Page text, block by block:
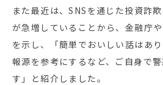
また最近は、SNSを通じた投資詐
が急増していることから、金融庁
を示し、「簡単でおいしい話はあ
報源を参考にするなど、ご自身で
す」と紹介しました。